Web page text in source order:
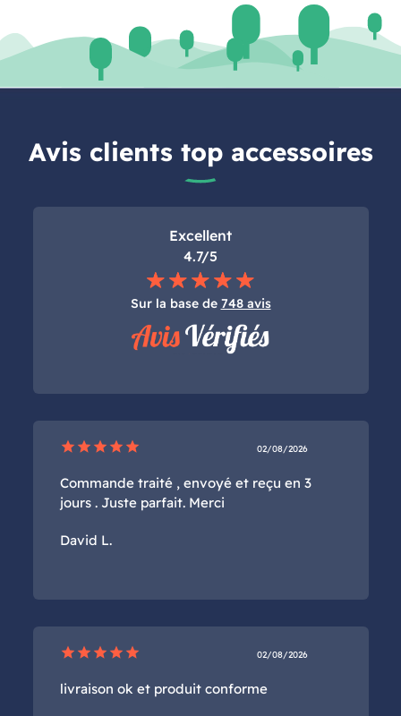
Avis clients top accessoires
Excellent
4.7/5
Sur la base de 748 avis
star star star star star 02/08/2026
Commande traité , envoyé et reçu en 3
jours . Juste parfait. Merci
David L.
star star star star star 02/08/2026
livraison ok et produit conforme